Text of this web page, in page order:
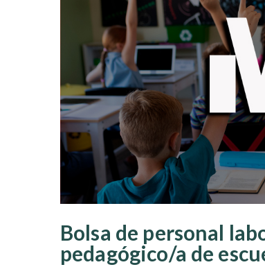
Bolsa de personal
pedagógico/a de